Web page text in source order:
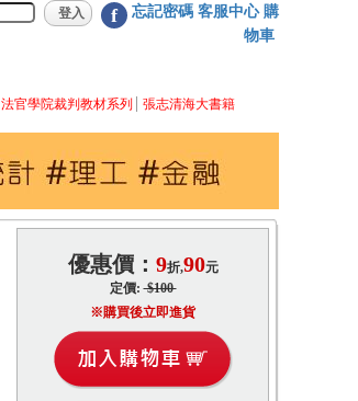
f 忘記密碼 客服中心 購
物車
法官學院裁判教材系列 張志清海大書籍
優惠價： 9折,90元
定價:$100
※購買後立即進貨